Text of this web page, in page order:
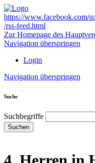
https://www.facebook.com/
/rss-feed.html
Zur Homepage des
Navigation überspringen
Login
Navigation überspringen
Suche
Suchbegriffe
Suchen